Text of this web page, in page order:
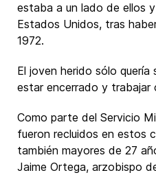
estaba a un lado de ellos
Estados Unidos, tras
1972.
El joven herido sólo quería
estar encerrado y trabajar
Como parte del Servicio
fueron recluidos en estos
también mayores de 27
Jaime Ortega, arzobispo